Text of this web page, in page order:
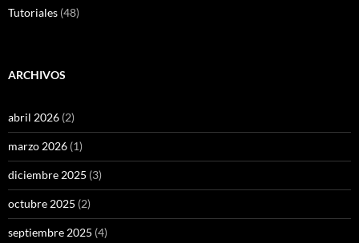
Tutoriales (48)
ARCHIVOS
abril 2026 (2)
marzo 2026 (1)
diciembre 2025 (3)
octubre 2025 (2)
septiembre 2025 (4)